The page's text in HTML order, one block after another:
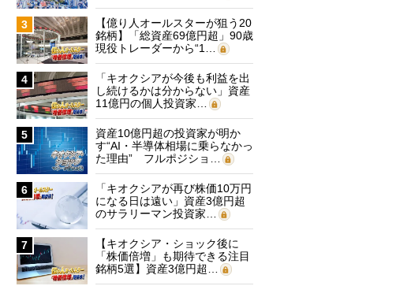
3
【億り人オールスターが狙う20
銘柄】「総資産69億円超」90歳
現役トレーダーから“1…
4
「キオクシアが今後も利益を出
し続けるかは分からない」資産
11億円の個人投資家…
5
資産10億円超の投資家が明か
す“AI・半導体相場に乗らなかっ
た理由” フルポジショ…
6
「キオクシアが再び株価10万円
になる日は遠い」資産3億円超
のサラリーマン投資家…
7
【キオクシア・ショック後に
「株価倍増」も期待できる注目
銘柄5選】資産3億円超…